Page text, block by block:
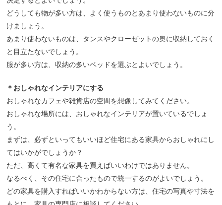
どうしても物が多い方は、よく使うものとあまり使わないものに分
けましょう。
あまり使わないものは、タンスやクローゼットの奥に収納しておく
と目立たないでしょう。
服が多い方は、収納の多いベッドを選ぶとよいでしょう。
＊おしゃれなインテリアにする
おしゃれなカフェや雑貨店の空間を想像してみてください。
おしゃれな場所には、おしゃれなインテリアが置いているでしょ
う。
まずは、必ずといってもいいほど住宅にある家具からおしゃれにし
てはいかがでしょうか？
ただ、高くて有名な家具を買えばいいわけではありません。
なるべく、その住宅に合ったもので統一するのがよいでしょう。
どの家具を購入すればいいかわからない方は、住宅の写真や寸法を